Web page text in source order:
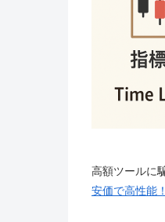
高額ツールに
安価で高性能